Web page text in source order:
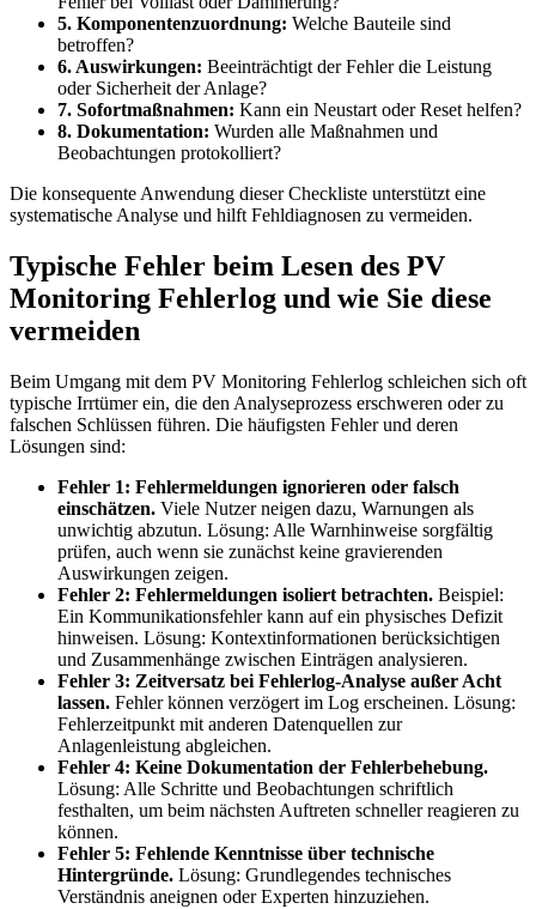
5. Komponentenzuordnung: Welche Bauteile sind
betroffen?
6. Auswirkungen: Beeinträchtigt der Fehler die Leistung
oder Sicherheit der Anlage?
7. Sofortmaßnahmen: Kann ein Neustart oder Reset helfen?
8. Dokumentation: Wurden alle Maßnahmen und
Beobachtungen protokolliert?
Die konsequente Anwendung dieser Checkliste unterstützt eine
systematische Analyse und hilft Fehldiagnosen zu vermeiden.
Typische Fehler beim Lesen des PV
Monitoring Fehlerlog und wie Sie diese
vermeiden
Beim Umgang mit dem PV Monitoring Fehlerlog schleichen sich oft
typische Irrtümer ein, die den Analyseprozess erschweren oder zu
falschen Schlüssen führen. Die häufigsten Fehler und deren
Lösungen sind:
Fehler 1: Fehlermeldungen ignorieren oder falsch
einschätzen. Viele Nutzer neigen dazu, Warnungen als
unwichtig abzutun. Lösung: Alle Warnhinweise sorgfältig
prüfen, auch wenn sie zunächst keine gravierenden
Auswirkungen zeigen.
Fehler 2: Fehlermeldungen isoliert betrachten. Beispiel:
Ein Kommunikationsfehler kann auf ein physisches Defizit
hinweisen. Lösung: Kontextinformationen berücksichtigen
und Zusammenhänge zwischen Einträgen analysieren.
Fehler 3: Zeitversatz bei Fehlerlog-Analyse außer Acht
lassen. Fehler können verzögert im Log erscheinen. Lösung:
Fehlerzeitpunkt mit anderen Datenquellen zur
Anlagenleistung abgleichen.
Fehler 4: Keine Dokumentation der Fehlerbehebung.
Lösung: Alle Schritte und Beobachtungen schriftlich
festhalten, um beim nächsten Auftreten schneller reagieren zu
können.
Fehler 5: Fehlende Kenntnisse über technische
Hintergründe. Lösung: Grundlegendes technisches
Verständnis aneignen oder Experten hinzuziehen.